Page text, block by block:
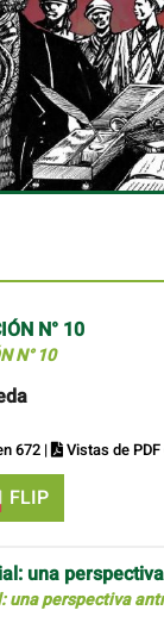
N° 10
N° 10
672 | Vistas de
FLIP
una
una perspectiva